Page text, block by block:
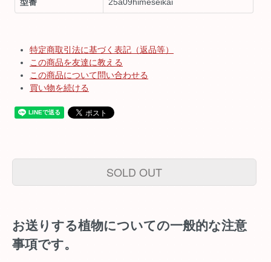
特定商取引法に基づく表記（返品等）
この商品を友達に教える
この商品について問い合わせる
買い物を続ける
SOLD OUT
お送りする植物についての一般的な注意
事項です。